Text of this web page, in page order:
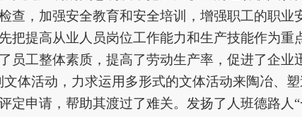
查，加强安全教育和安全培训，增强职工的职业
把提高从业人员岗位工作能力和生产技能作为重
员工整体素质，提高了劳动生产率，促进了企业
体活动，力求运用多形式的文体活动来陶冶、
定申请，帮助其渡过了难关。发扬了人班德路人